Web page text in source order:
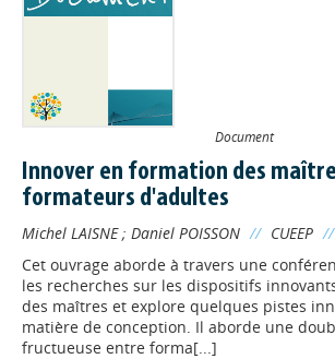
Document
Innover en formation des
formateurs d'adultes
Michel LAISNE; Daniel POISSON // CUEEP //
Cet ouvrage aborde à travers une
les recherches sur les dispositifs
des maîtres et explore quelques pistes
matière de conception. Il aborde une
fructueuse entre forma[...]